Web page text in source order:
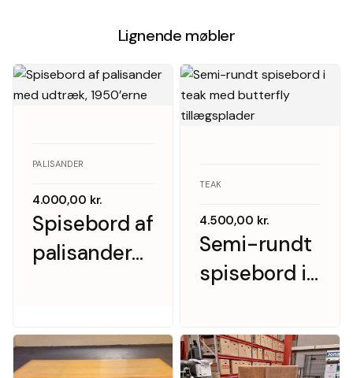
Lignende møbler
Spisebord af
palisander
1950’erne
PALISANDER
4.000,00 kr.
Semi-rundt
spisebord i
butterfly
tillægsplader
TEAK
4.500,00 kr.